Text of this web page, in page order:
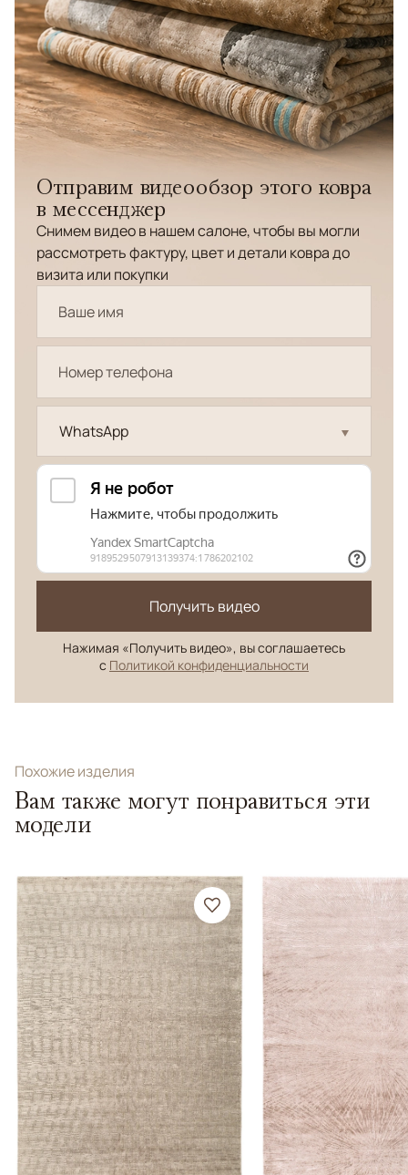
Отправим видеообзор этого ковра
в мессенджер
Снимем видео в нашем салоне, чтобы вы могли
рассмотреть фактуру, цвет и детали ковра до
визита или покупки
WhatsApp
Получить видео
Нажимая «Получить видео», вы соглашаетесь
с Политикой конфиденциальности
Похожие изделия
Вам также могут понравиться эти
модели